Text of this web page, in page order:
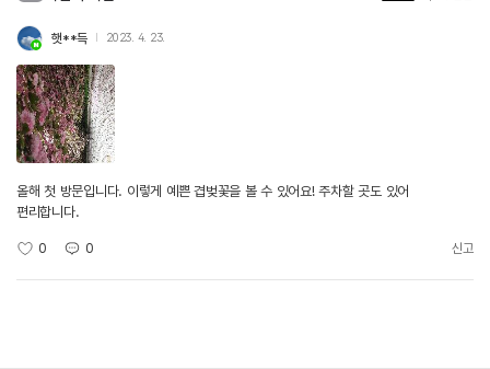
햇**득 2023. 4. 23.
올해 첫 방문입니다. 이렇게 예쁜 겹벚꽃을 볼 수 있어요! 주차할 곳도 있어
편리합니다.
0 0 신고